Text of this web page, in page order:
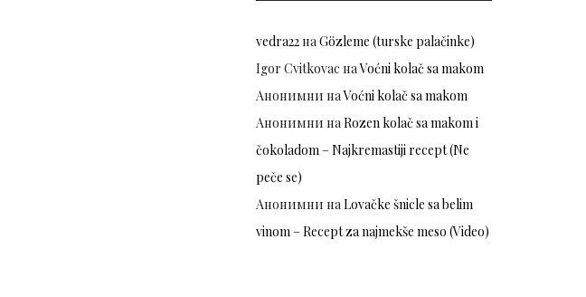
vedra22наGözleme (turske palačinke)
Igor Cvitkovac наVoćni kolač sa makom
Анонимни наVoćni kolač sa makom
Анонимни наRozen kolač sa makom i
čokoladom – Najkremastiji recept (Ne
peče se)
Анонимни наLovačke šnicle sa belim
vinom – Recept za najmekše meso (Video)